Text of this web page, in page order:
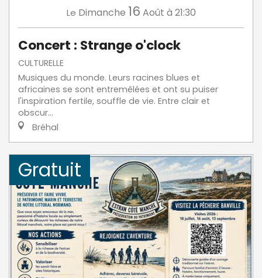
Le Dimanche 16 Août à 21:30
Concert : Strange o'clock
CULTURELLE
Musiques du monde. Leurs racines blues et
africaines se sont entremêlées et ont su puiser
l'inspiration fertile, souffle de vie. Entre clair et
obscur...
Bréhal
Gratuit